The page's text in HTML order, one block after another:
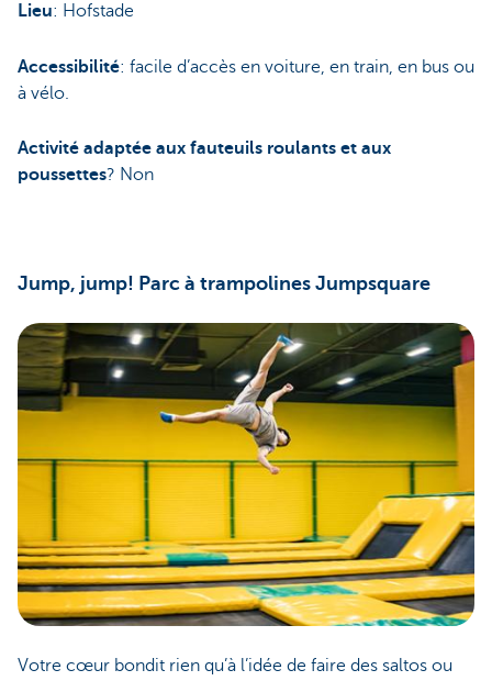
Lieu: Hofstade
Accessibilité: facile d’accès en voiture, en train, en bus ou
à vélo.
Activité adaptée aux fauteuils roulants et aux
poussettes? Non
Jump, jump! Parc à trampolines Jumpsquare
Votre cœur bondit rien qu’à l’idée de faire des saltos ou